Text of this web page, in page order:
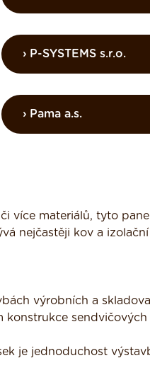
P-SYSTEMS s.r.o.
Pama a.s.
více materiálů, tyto
nejčastěji kov a izolační
výrobních a
je jednoduchost